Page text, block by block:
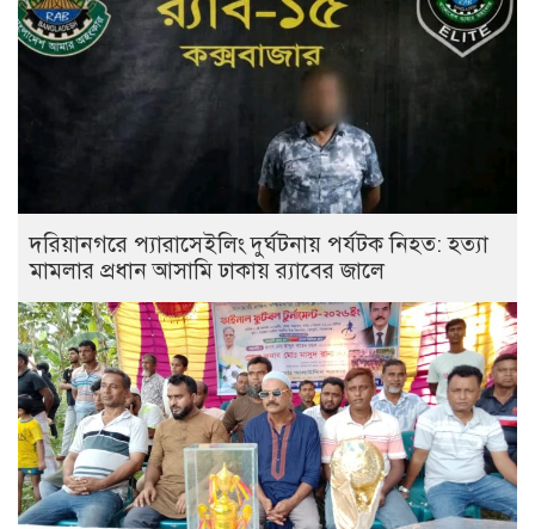
দরিয়ানগরে প্যারাসেইলিং দুর্ঘটনায় পর্যটক নিহত: হত্যা
মামলার প্রধান আসামি ঢাকায় র‌্যাবের জালে